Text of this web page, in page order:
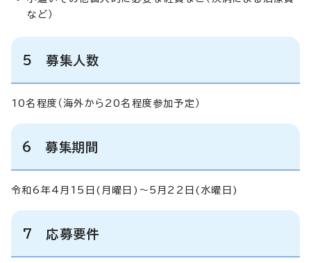
など）
5 募集人数
10名程度（海外から20名程度参加予定）
6 募集期間
令和6年4月15日(月曜日)～5月22日(水曜日)
7 応募要件